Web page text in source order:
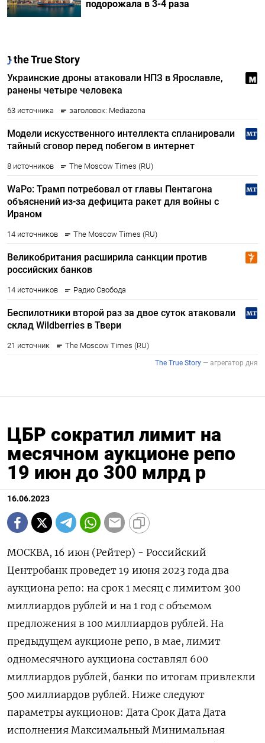
подорожала в 3-4 раза
ЦБР сократил лимит на
месячном аукционе репо
19 июн до 300 млрд р
16.06.2023
МОСКВА, 16 июн (Рейтер) - Российский
Центробанк проведет 19 июня 2023 года два
аукциона репо: на срок 1 месяц с лимитом 300
миллиардов рублей и на 1 год с объемом
предложения в 100 миллиардов рублей. На
предыдущем аукционе репо, в мае, лимит
одномесячного аукциона составлял 600
миллиардов рублей, банки по итогам привлекли
500 миллиардов рублей. Ниже следуют
параметры аукционов: Дата Срок Дата Дата
исполнения Максимальный Минимальная